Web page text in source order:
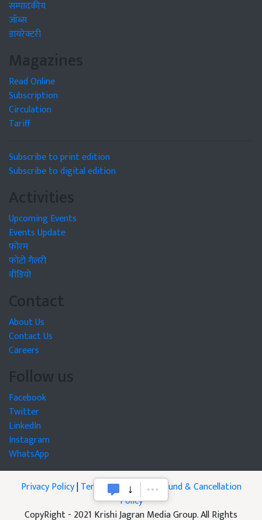
सम्पादकीय
जॉब्स
डायरेक्टरी
Magazines
Read Online
Subscription
Circulation
Tariff
Subscribe to print edition
Subscribe to digital edition
Activities
Upcoming Events
Events Update
फोरम
फोटो गैलरी
वीडियो
Contact
About Us
Contact Us
Careers
Follow us
Facebook
Twitter
LinkedIn
Instagram
WhatsApp
Privacy Policy|Terms of Service|Refund & Cancellation
Policy
CopyRight - 2021 Krishi Jagran Media Group. All Rights